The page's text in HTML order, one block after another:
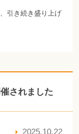
引き続き盛り上げ
されました
2025.10.22